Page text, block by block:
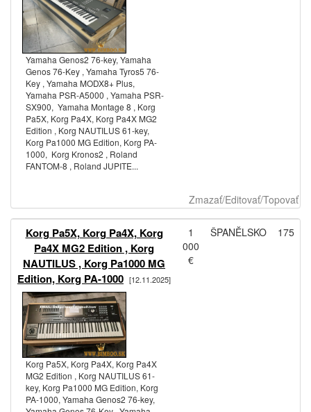
Yamaha Genos2 76-key, Yamaha
Genos 76-Key , Yamaha Tyros5 76-
Key , Yamaha MODX8+ Plus,
Yamaha PSR-A5000 , Yamaha PSR-
SX900, Yamaha Montage 8 , Korg
Pa5X, Korg Pa4X, Korg Pa4X MG2
Edition , Korg NAUTILUS 61-key,
Korg Pa1000 MG Edition, Korg PA-
1000, Korg Kronos2 , Roland
FANTOM-8 , Roland JUPITE...
Zmazať/Editovať/Topovať
Korg Pa5X, Korg Pa4X, Korg
Pa4X MG2 Edition , Korg
NAUTILUS , Korg Pa1000 MG
Edition, Korg PA-1000 [12.11.2025]
Korg Pa5X, Korg Pa4X, Korg Pa4X
MG2 Edition , Korg NAUTILUS 61-
key, Korg Pa1000 MG Edition, Korg
PA-1000, Yamaha Genos2 76-key,
1
000
€
ŠPANĚLSKO 175